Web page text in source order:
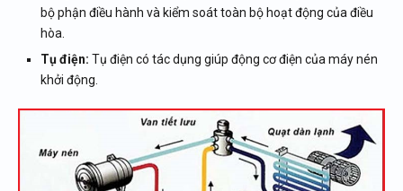
bộ phận điều hành và kiểm soát toàn bộ hoạt động của điều
hòa.
Tụ điện: Tụ điện có tác dụng giúp động cơ điện của máy nén
khởi động.